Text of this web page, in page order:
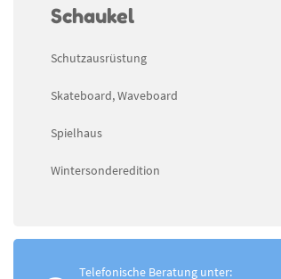
Schaukel
Schutzausrüstung
Skateboard, Waveboard
Spielhaus
Wintersonderedition
Telefonische Beratung unter: